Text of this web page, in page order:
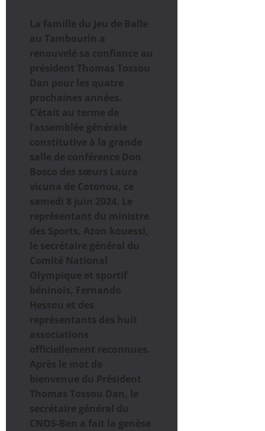
La famille du Jeu de Balle
au Tambourin a
renouvelé sa confiance au
président Thomas Tossou
Dan pour les quatre
prochaines années.
C’était au terme de
l’assemblée générale
constitutive à la grande
salle de conférence Don
Bosco des sœurs Laura
vicuna de Cotonou, ce
samedi 8 juin 2024. Le
représentant du ministre
des Sports, Azon kouessi,
le secrétaire général du
Comité National
Olympique et sportif
béninois, Fernando
Hessou et des
représentants des huit
associations
officiellement reconnues.
Après le mot de
bienvenue du Président
Thomas Tossou Dan, le
secrétaire général du
CNOS-Ben a fait la genèse